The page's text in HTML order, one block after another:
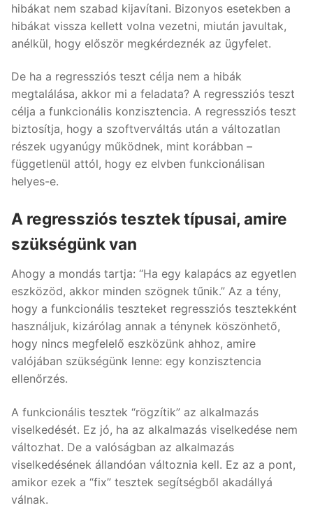
hibákat nem szabad kijavítani. Bizonyos esetekben a
hibákat vissza kellett volna vezetni, miután javultak,
anélkül, hogy először megkérdeznék az ügyfelet.
De ha a regressziós teszt célja nem a hibák
megtalálása, akkor mi a feladata? A regressziós teszt
célja a funkcionális konzisztencia. A regressziós teszt
biztosítja, hogy a szoftverváltás után a változatlan
részek ugyanúgy működnek, mint korábban –
függetlenül attól, hogy ez elvben funkcionálisan
helyes-e.
A regressziós tesztek típusai, amire
szükségünk van
Ahogy a mondás tartja: “Ha egy kalapács az egyetlen
eszközöd, akkor minden szögnek tűnik.” Az a tény,
hogy a funkcionális teszteket regressziós tesztekként
használjuk, kizárólag annak a ténynek köszönhető,
hogy nincs megfelelő eszközünk ahhoz, amire
valójában szükségünk lenne: egy konzisztencia
ellenőrzés.
A funkcionális tesztek “rögzítik” az alkalmazás
viselkedését. Ez jó, ha az alkalmazás viselkedése nem
változhat. De a valóságban az alkalmazás
viselkedésének állandóan változnia kell. Ez az a pont,
amikor ezek a “fix” tesztek segítségből akadállyá
válnak.